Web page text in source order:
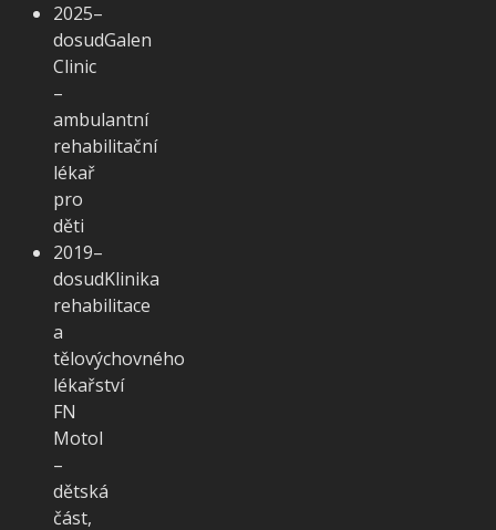
2025–
dosudGalen
Clinic
–
ambulantní
rehabilitační
lékař
pro
děti
2019–
dosudKlinika
rehabilitace
a
tělovýchovného
lékařství
FN
Motol
–
dětská
část,